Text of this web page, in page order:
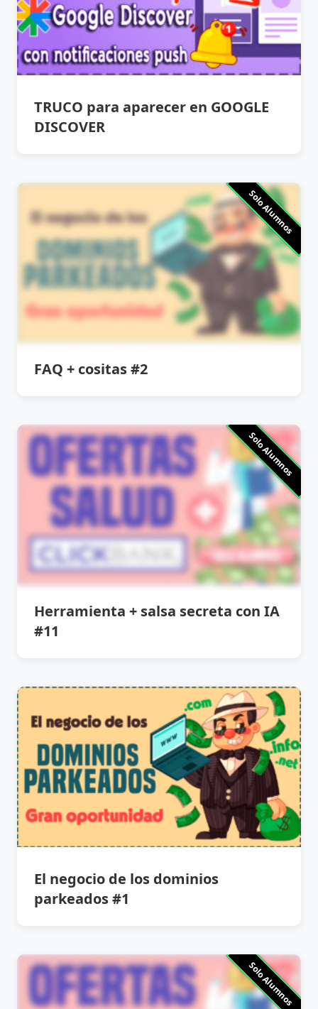
TRUCO para aparecer en GOOGLE
DISCOVER
Solo Alumnos
FAQ + cositas #2
Solo Alumnos
Herramienta + salsa secreta con IA
#11
El negocio de los dominios
parkeados #1
Solo Alumnos